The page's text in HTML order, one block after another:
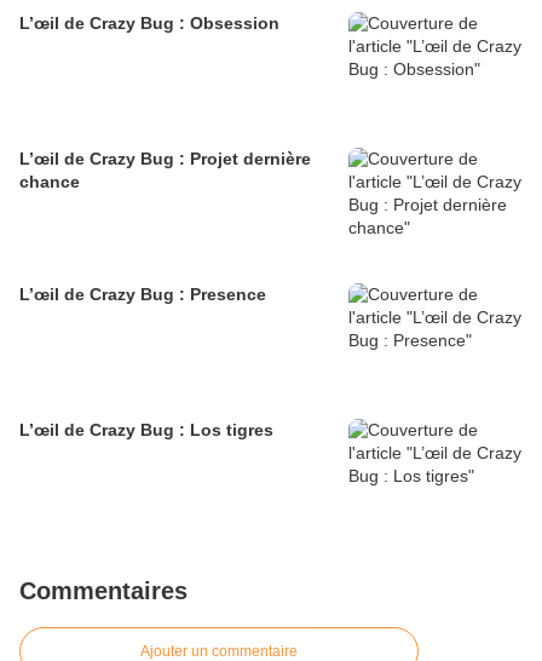
L’œil de Crazy Bug : Obsession
L’œil de Crazy Bug : Projet dernière
chance
L’œil de Crazy Bug : Presence
L’œil de Crazy Bug : Los tigres
Commentaires
Ajouter un commentaire